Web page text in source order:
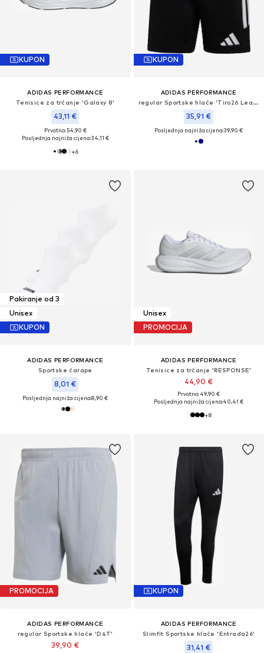
KUPON
ADIDAS PERFORMANCE
Tenisice za trčanje 'Galaxy 8'
43,11 €
Prvotno: 54,90 €
Posljednja najniža cijena:34,11 €
+6
KUPON
ADIDAS PERFORMANCE
regular Sportske hlače 'Tiro26 League'
35,91 €
Posljednja najniža cijena:39,90 €
Pakiranje od 3
Unisex
KUPON
ADIDAS PERFORMANCE
Sportske čarape
8,01 €
Posljednja najniža cijena:8,90 €
Unisex
PROMOCIJA
ADIDAS PERFORMANCE
Tenisice za trčanje 'RESPONSE'
44,90 €
Prvotno: 49,90 €
Posljednja najniža cijena:40,41 €
+8
PROMOCIJA
ADIDAS PERFORMANCE
regular Sportske hlače 'D4T'
39,90 €
KUPON
ADIDAS PERFORMANCE
Slimfit Sportske hlače 'Entrada26'
31,41 €